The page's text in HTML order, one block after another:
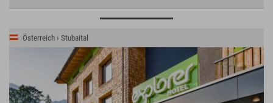
Österreich › Stubaital